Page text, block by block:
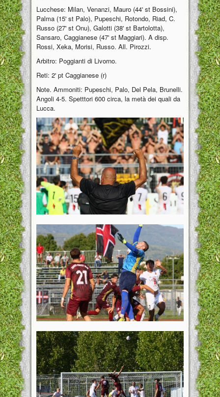
Lucchese: Milan, Venanzi, Mauro (44' st Bossini),
Palma (15' st Palo), Pupeschi, Rotondo, Riad, C.
Russo (27' st Onu), Galotti (38' st Bartolotta),
Sansaro, Caggianese (47' st Maggiari). A disp.
Rossi, Xeka, Morisi, Russo. All. Pirozzi.
Arbitro: Poggianti di Livorno.
Reti: 2' pt Caggianese (r)
Note. Ammoniti: Pupeschi, Palo, Del Pela, Brunelli.
Angoli 4-5. Spetttori 600 circa, la metà dei quali da
Lucca.